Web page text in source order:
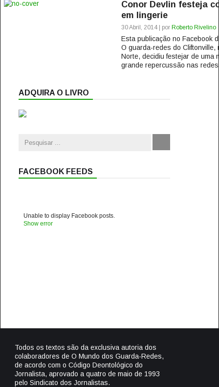
Conor Devlin festeja
em lingerie
30 Abril, 2014 | por Roberto Rivelino
Esta publicação no Facebook
O guarda-redes do
Norte, decidiu festejar de uma
grande repercussão nas
ADQUIRA O LIVRO
FACEBOOK FEEDS
Unable to display Facebook posts.
Show error
Todos os textos são da exclusiva autoria dos
colaboradores de O Mundo dos Guarda-Redes,
de acordo com o Código Deontológico do
Jornalista, aprovado a quatro de maio de 1993
pelo Sindicato dos Jornalistas.